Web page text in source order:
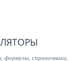
справочники,